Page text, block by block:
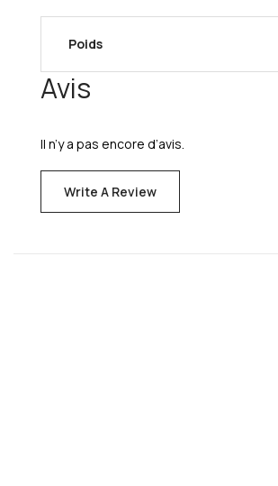
Poids
Avis
Il n’y a pas encore d’avis.
Write A Review